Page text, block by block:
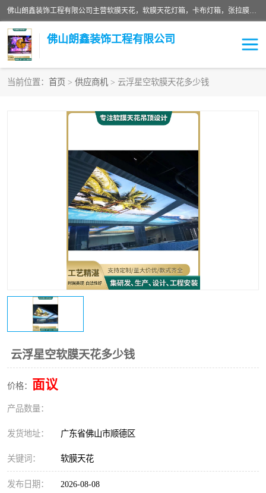
佛山朗鑫装饰工程有限公司主营软膜天花，软膜天花灯箱，卡布灯箱，张拉膜等产品，价格实惠，支持定制；公司专业装饰铺面，家居，会展特装，软膜等工程，技能精良人员，安装快、价格合理，质量保证、热诚与各方有识人士合作，欢迎新老客户来电咨询。
佛山朗鑫装饰工程有限公司
当前位置： 首页 > 供应商机 > 云浮星空软膜天花多少钱
云浮星空软膜天花多少钱
价格： 面议
产品数量：
发货地址： 广东省佛山市顺德区
关键词： 软膜天花
发布日期： 2026-08-08